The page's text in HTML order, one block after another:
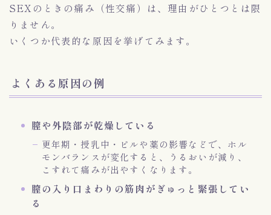
SEXのときの痛み（性交痛）は、理由がひとつとは限
りません。
いくつか代表的な原因を挙げてみます。
よくある原因の例
膣や外陰部が乾燥している
更年期・授乳中・ピルや薬の影響などで、ホル
モンバランスが変化すると、うるおいが減り、
こすれて痛みが出やすくなります。
膣の入り口まわりの筋肉がぎゅっと緊張してい
る